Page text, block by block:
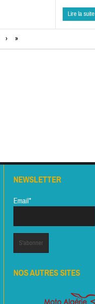
Lire la suite
› »
NEWSLETTER
Email*
NOS AUTRES SITES